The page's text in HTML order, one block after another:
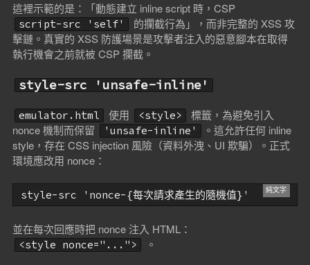
這裡示範的是：「動態建立 inline script 時，CSP
script-src 'self'
的攔截行為」，而非完整的 XSS 攻
擊鏈。真實的 XSS 防護場景是攻擊者注入的惡意腳本在取得
執行機會之前就被 CSP 攔截。
style-src 'unsafe-inline'
emulator.html 使用 <style>
標籤，為避免引入
nonce 機制而保留
'unsafe-inline'
。這允許任何 inline
style，存在 CSS injection 風險（資料外洩、UI 欺騙）。正式
環境應改用 nonce：
並在每次回應時把 nonce 注入 HTML：
<style nonce="..."> 。